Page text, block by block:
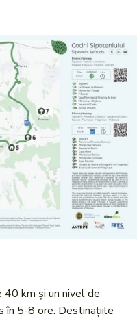
km și un nivel de
în 5-8 ore. Destinațiile